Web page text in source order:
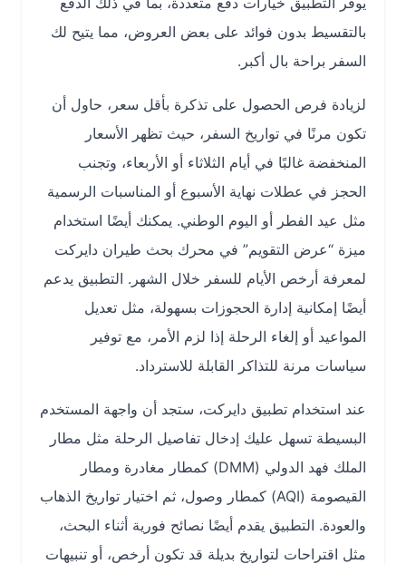
بالتقسيط بدون فوائد على بعض العروض، مما يتيح لك
السفر براحة بال أكبر.
لزيادة فرص الحصول على تذكرة بأقل سعر، حاول أن
تكون مرنًا في تواريخ السفر، حيث تظهر الأسعار
المنخفضة غالبًا في أيام الثلاثاء أو الأربعاء، وتجنب
الحجز في عطلات نهاية الأسبوع أو المناسبات الرسمية
مثل عيد الفطر أو اليوم الوطني. يمكنك أيضًا استخدام
ميزة “عرض التقويم” في محرك بحث طيران دايركت
لمعرفة أرخص الأيام للسفر خلال الشهر. التطبيق يدعم
أيضًا إمكانية إدارة الحجوزات بسهولة، مثل تعديل
المواعيد أو إلغاء الرحلة إذا لزم الأمر، مع توفير
سياسات مرنة للتذاكر القابلة للاسترداد.
عند استخدام تطبيق دايركت، ستجد أن واجهة المستخدم
البسيطة تسهل عليك إدخال تفاصيل الرحلة مثل مطار
الملك فهد الدولي (DMM) كمطار مغادرة ومطار
القيصومة (AQI) كمطار وصول، ثم اختيار تواريخ الذهاب
والعودة. التطبيق يقدم أيضًا نصائح فورية أثناء البحث،
مثل اقتراحات لتواريخ بديلة قد تكون أرخص، أو تنبيهات